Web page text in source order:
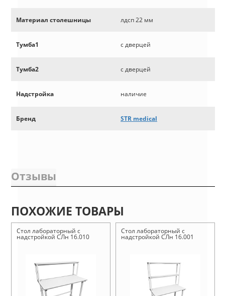
Материал столешницы лдсп 22 мм
Тумба1 с дверцей
Тумба2 с дверцей
Надстройка наличие
Бренд STR medical
Отзывы
ПОХОЖИЕ ТОВАРЫ
Стол лабораторный с
надстройкой СЛн 16.010
Стол лабораторный с
надстройкой СЛн 16.001